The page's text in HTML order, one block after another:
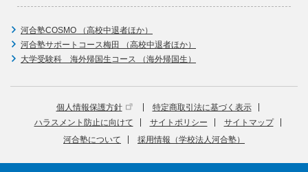
河合塾COSMO （高校中退者ほか）
河合塾サポートコース梅田 （高校中退者ほか）
大学受験科 海外帰国生コース （海外帰国生）
個人情報保護方針
特定商取引法に基づく表示
ハラスメント防止に向けて
サイトポリシー
サイトマップ
河合塾について
採用情報（学校法人河合塾）